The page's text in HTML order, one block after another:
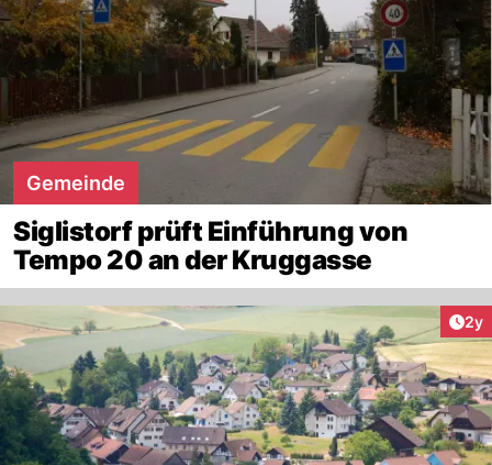
Gemeinde
Siglistorf prüft Einführung von
Tempo 20 an der Kruggasse
2y